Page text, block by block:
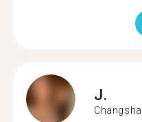
J.
Changsha